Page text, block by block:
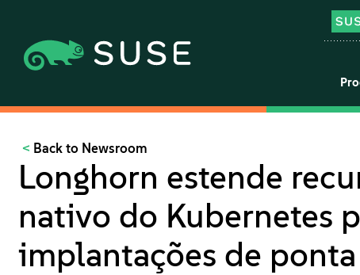
Back to Newsroom
Longhorn estende
nativo do Kubernetes
implantações de ponta